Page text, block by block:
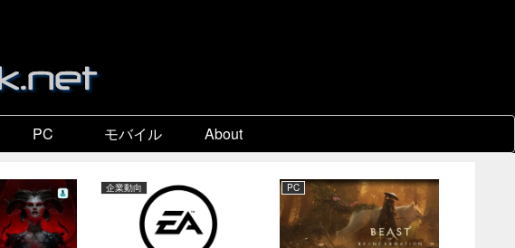
PC モバイル About
企業動向 PC